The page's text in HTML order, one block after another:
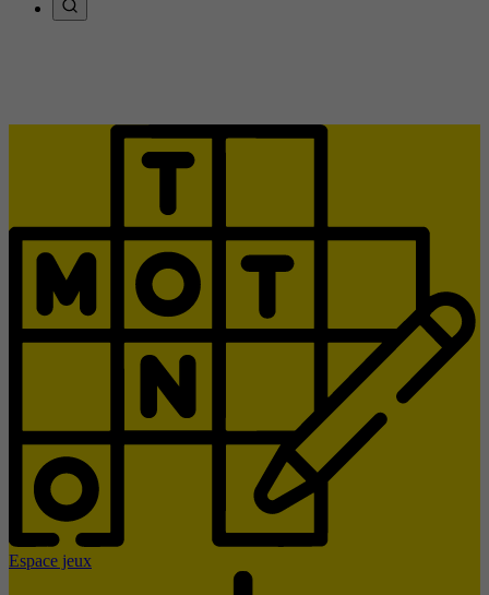
Espace jeux